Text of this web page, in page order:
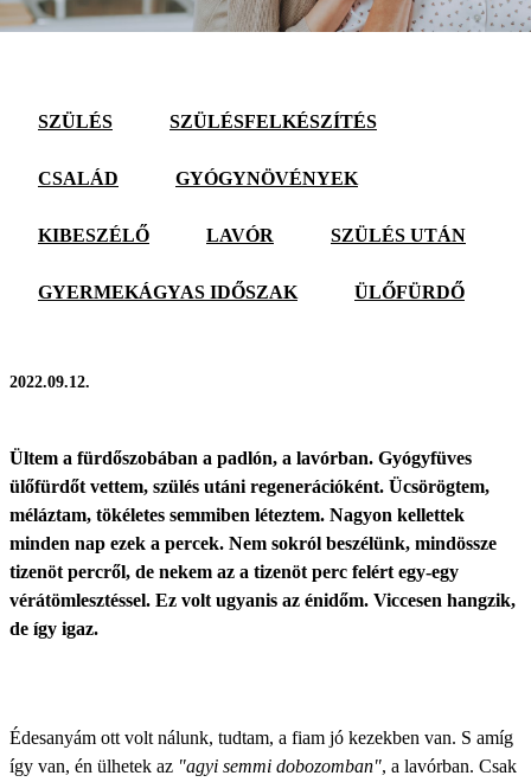
SZÜLÉS SZÜLÉSFELKÉSZÍTÉS
CSALÁD GYÓGYNÖVÉNYEK
KIBESZÉLŐ LAVÓR SZÜLÉS UTÁN
GYERMEKÁGYAS IDŐSZAK ÜLŐFÜRDŐ
2022.09.12.
Ültem a fürdőszobában a padlón, a lavórban. Gyógyfüves
ülőfürdőt vettem, szülés utáni regenerációként. Ücsörögtem,
méláztam, tökéletes semmiben léteztem. Nagyon kellettek
minden nap ezek a percek. Nem sokról beszélünk, mindössze
tizenöt percről, de nekem az a tizenöt perc felért egy-egy
vérátömlesztéssel. Ez volt ugyanis az énidőm. Viccesen hangzik,
de így igaz.
Édesanyám ott volt nálunk, tudtam, a fiam jó kezekben van. S amíg
így van, én ülhetek az "agyi semmi dobozomban", a lavórban. Csak